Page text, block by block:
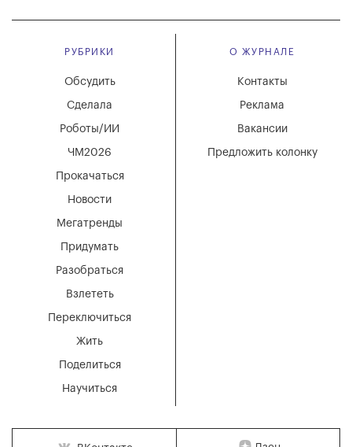
РУБРИКИ
Мегатренды
Придумать
Разобраться
Взлететь
Новости
Переключиться
Жить
Поделиться
Научиться
Обсудить
Сделала
Роботы/ИИ
ЧМ2026
Прокачаться
О ЖУРНАЛЕ
Вакансии
Реклама
Контакты
Предложить колонку